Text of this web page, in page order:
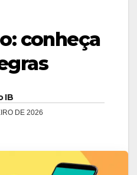
conheça
IB
DE 2026